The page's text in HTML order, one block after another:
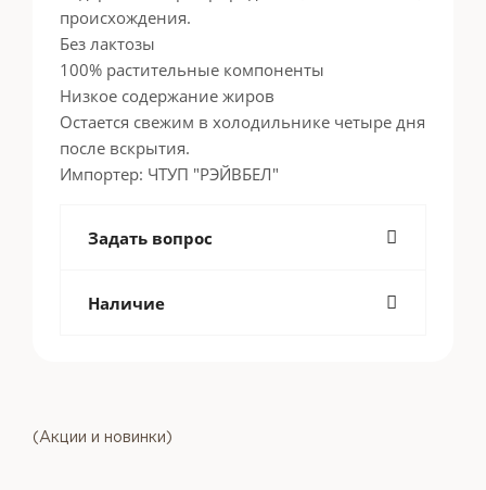
происхождения.
Без лактозы
100% растительные компоненты
Низкое содержание жиров
Остается свежим в холодильнике четыре дня
после вскрытия.
Импортер: ЧТУП "РЭЙВБЕЛ"
Задать вопрос
Наличие
(Акции и новинки)